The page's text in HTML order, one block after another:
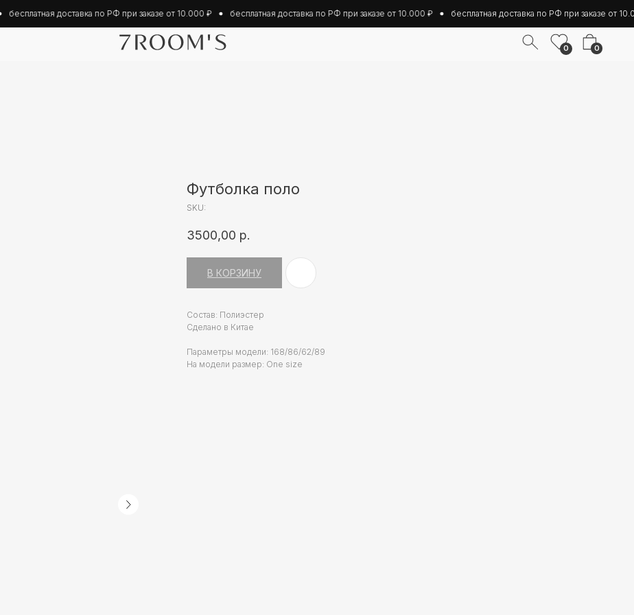
бесплатная доставка по РФ при заказе от 10.000 ₽ бесплатная доставка по РФ при заказе от 10.000 ₽ бесплатная доставка по РФ при заказе от
Футболка поло
SKU:
3500,00 р.
В КОРЗИНУ
Состав: Полиэстер
Сделано в Китае
Параметры модели: 168/86/62/89
На модели размер: One size